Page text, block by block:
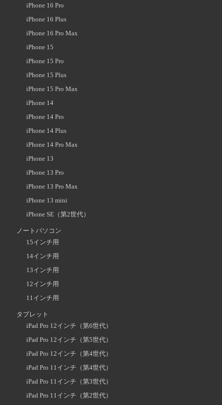
iPhone 16 Pro
iPhone 16 Plus
iPhone 16 Pro Max
iPhone 15
iPhone 15 Pro
iPhone 15 Plus
iPhone 15 Pro Max
iPhone 14
iPhone 14 Pro
iPhone 14 Plus
iPhone 14 Pro Max
iPhone 13
iPhone 13 Pro
iPhone 13 Pro Max
iPhone 13 mini
iPhone SE（第2世代）
ノートパソコン
15インチ用
14インチ用
13インチ用
12インチ用
11インチ用
タブレット
iPad Pro 12インチ（第6世代）
iPad Pro 12インチ（第5世代）
iPad Pro 12インチ（第4世代）
iPad Pro 11インチ（第4世代）
iPad Pro 11インチ（第3世代）
iPad Pro 11インチ（第2世代）